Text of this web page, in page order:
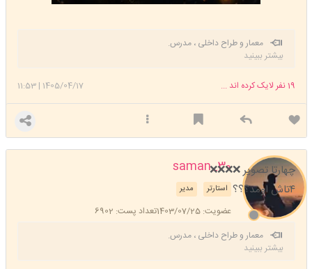
معمار و طراح داخلی ، مدرس.
بیشتر ببینید
1405/04/17
|
11:53 19نفر لایک کرده اند ...
saman_30
مدیر استارتر
عضویت: 1403/07/25 تعداد پست: 6902
چهارتا تصویر ❌️❌️❌️❌️
۴تاش اومد؟؟؟
معمار و طراح داخلی ، مدرس.
بیشتر ببینید